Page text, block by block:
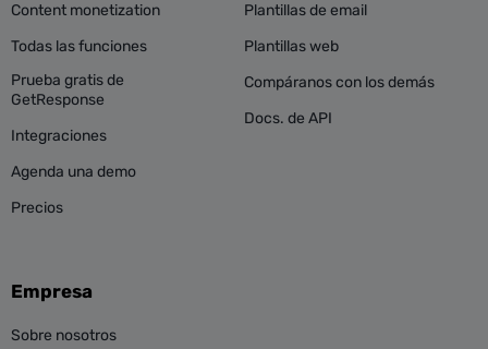
Content monetization
Todas las funciones
Prueba gratis de
GetResponse
Integraciones
Agenda una demo
Precios
Plantillas de email
Plantillas web
Compáranos con los demás
Docs. de API
Empresa
Sobre nosotros